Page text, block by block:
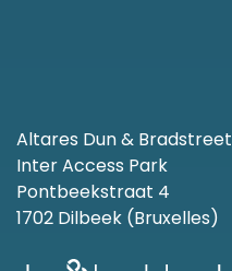
Altares Dun & Bradstreet
Inter Access Park
Pontbeekstraat 4
1702 Dilbeek (Bruxelles)